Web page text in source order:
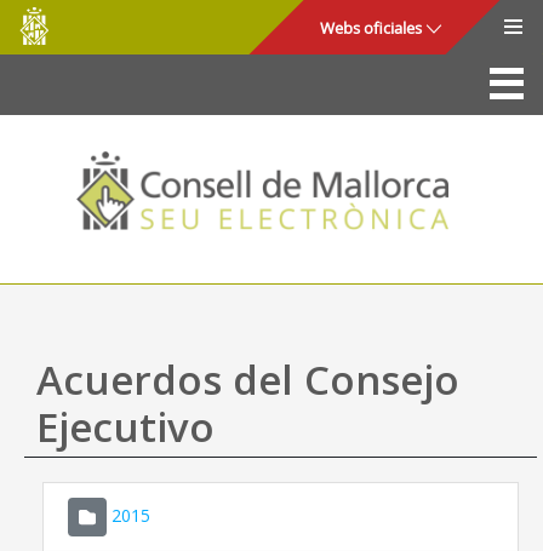
Saltar al contenido principal
Consell
de
Mallorca
Webs oficiales
La Sede
Consejo de Mallorca
Acceso y seguridad
Utilidades
Mapa web
Ayuda
Acuerdos del Consejo
Ejecutivo
2015